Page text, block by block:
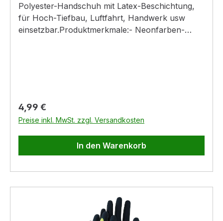
Polyester-Handschuh mit Latex-Beschichtung,
für Hoch-Tiefbau, Luftfahrt, Handwerk usw
einsetzbar.Produktmerkmale:- Neonfarben-
Regulärer Preis:
4,99 €
Preise inkl. MwSt. zzgl. Versandkosten
In den Warenkorb